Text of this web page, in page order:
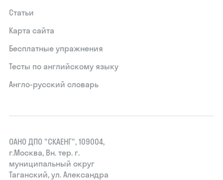
Статьи
Карта сайта
Бесплатные упражнения
Тесты по английскому языку
Англо-русский словарь
ОАНО ДПО "СКАЕНГ", 109004,
г.Москва, Вн. тер. г.
муниципальный округ
Таганский, ул. Александра